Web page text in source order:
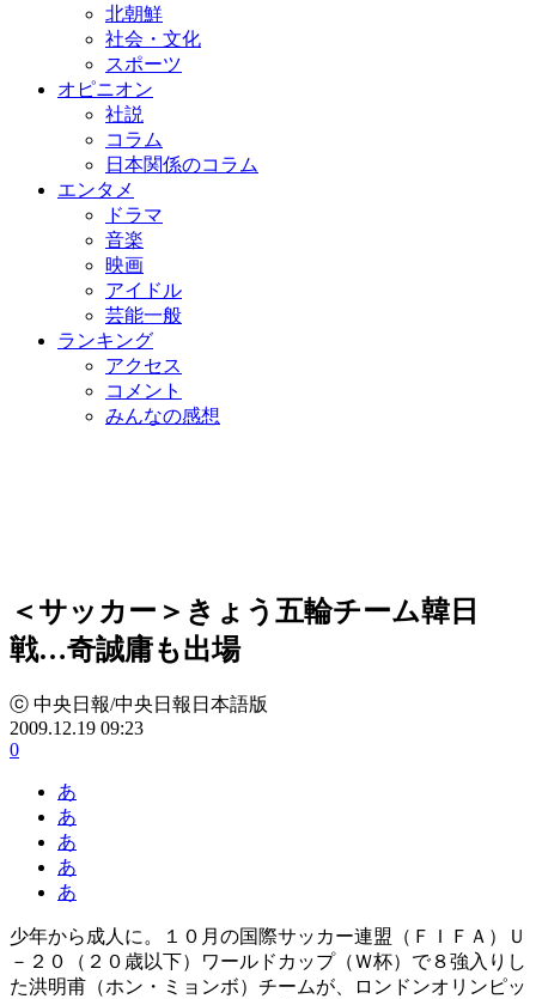
北朝鮮
社会・文化
スポーツ
オピニオン
社説
コラム
日本関係のコラム
エンタメ
ドラマ
音楽
映画
アイドル
芸能一般
ランキング
アクセス
コメント
みんなの感想
＜サッカー＞きょう五輪チーム韓日
戦…奇誠庸も出場
ⓒ 中央日報/中央日報日本語版
2009.12.19 09:23
0
あ
あ
あ
あ
あ
少年から成人に。１０月の国際サッカー連盟（ＦＩＦＡ）Ｕ
－２０（２０歳以下）ワールドカップ（Ｗ杯）で８強入りし
た洪明甫（ホン・ミョンボ）チームが、ロンドンオリンピッ